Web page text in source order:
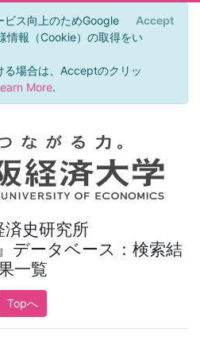
ビス向上のためGoogle
情報（Cookie）の取得をい
る場合は、Acceptのクリッ
More.
Accept
済史研究所
データベース：検索結
一覧
Topへ
×